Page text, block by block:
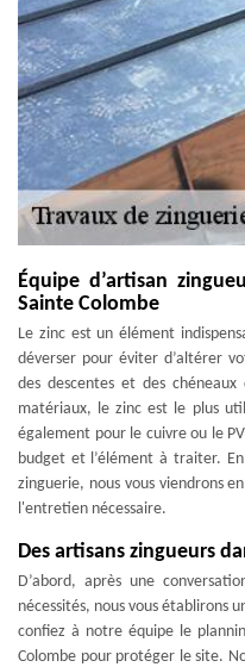
Équipe d’artisan
Sainte Colombe
Le zinc est un élément
déverser pour éviter d’altérer
des descentes et des
matériaux, le zinc est le plus
également pour le cuivre ou le
budget et l’élément à traiter.
zinguerie, nous vous viendrons
l'entretien nécessaire.
Des artisans zingueurs
D’abord, après une
nécessités, nous vous établirons
confiez à notre équipe le
Colombe pour protéger le site.